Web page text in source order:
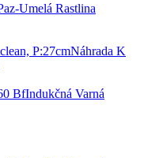
Umelá Rastlina
Náhrada K
Indukčná Varná